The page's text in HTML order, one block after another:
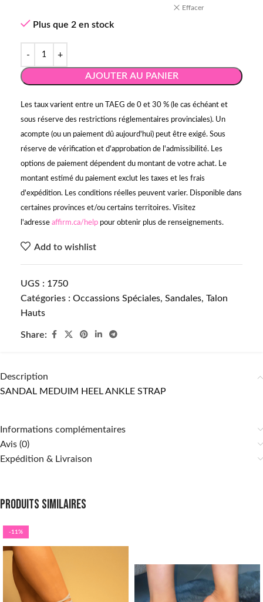
Effacer
Plus que 2 en stock
AJOUTER AU PANIER
Les taux varient entre un TAEG de 0 et 30 % (le cas échéant et
sous réserve des restrictions réglementaires provinciales). Un
acompte (ou un paiement dû aujourd'hui) peut être exigé. Sous
réserve de vérification et d'approbation de l'admissibilité. Les
options de paiement dépendent du montant de votre achat. Le
montant estimé du paiement exclut les taxes et les frais
d'expédition. Les conditions réelles peuvent varier. Disponible dans
certaines provinces et/ou certains territoires. Visitez
l'adresse affirm.ca/help pour obtenir plus de renseignements.
Add to wishlist
UGS : 1750
Catégories : Occassions Spéciales, Sandales, Talon
Hauts
Share:
Description
SANDAL MEDUIM HEEL ANKLE STRAP
Informations complémentaires
Avis (0)
Expédition & Livraison
Produits similaires
-11%